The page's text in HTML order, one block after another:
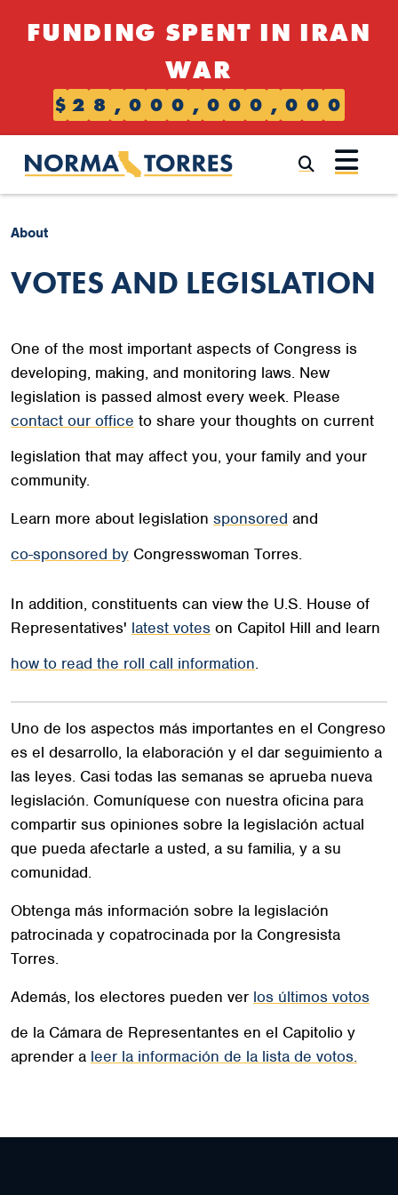
FUNDING SPENT IN IRAN
WAR
$ 2 8 , 0 0 0 , 0 0 0 , 0 0 0
About
VOTES AND LEGISLATION
One of the most important aspects of Congress is
developing, making, and monitoring laws. New
legislation is passed almost every week. Please
contact our office to share your thoughts on current
legislation that may affect you, your family and your
community.
Learn more about legislation sponsored and
co-sponsored by Congresswoman Torres.
In addition, constituents can view the U.S. House of
Representatives' latest votes on Capitol Hill and learn
how to read the roll call information.
Uno de los aspectos más importantes en el Congreso
es el desarrollo, la elaboración y el dar seguimiento a
las leyes. Casi todas las semanas se aprueba nueva
legislación. Comuníquese con nuestra oficina para
compartir sus opiniones sobre la legislación actual
que pueda afectarle a usted, a su familia, y a su
comunidad.
Obtenga más información sobre la legislación
patrocinada y copatrocinada por la Congresista
Torres.
Además, los electores pueden ver los últimos votos
de la Cámara de Representantes en el Capitolio y
aprender a leer la información de la lista de votos.